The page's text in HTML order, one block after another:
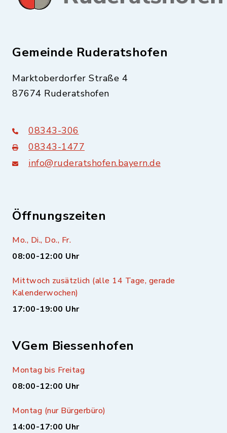
Gemeinde Ruderatshofen
Marktoberdorfer Straße 4
87674 Ruderatshofen
08343-306
08343-1477
info@ruderatshofen.bayern.de
Öffnungszeiten
Mo., Di., Do., Fr.
08:00-12:00 Uhr
Mittwoch zusätzlich (alle 14 Tage, gerade
Kalenderwochen)
17:00-19:00 Uhr
VGem Biessenhofen
Montag bis Freitag
08:00-12:00 Uhr
Montag (nur Bürgerbüro)
14:00-17:00 Uhr